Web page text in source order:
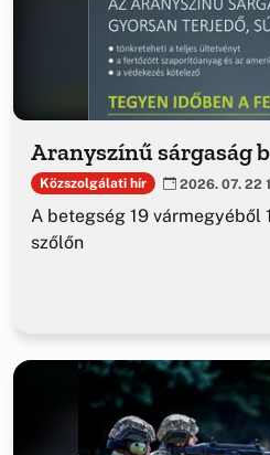
Aranyszínű sárgaság
Közszolgálati hír 2026. 07. 22
A betegség 19 vármegyéből
szőlőn